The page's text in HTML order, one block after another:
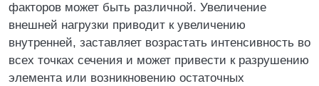
факторов может быть различной. Увеличение
внешней нагрузки приводит к увеличению
внутренней, заставляет возрастать интенсивность во
всех точках сечения и может привести к разрушению
элемента или возникновению остаточных